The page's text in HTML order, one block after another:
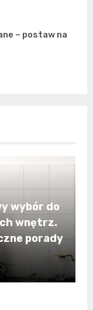
– postaw na
wybór do
wnętrz.
porady